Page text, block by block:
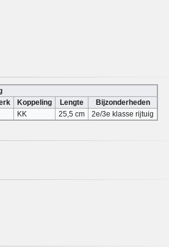
Koppeling Lengte
Bijzonderheden
KK
25,5 cm 2e/3e klasse rijtuig